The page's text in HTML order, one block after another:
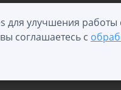
для улучшения работы
соглашаетесь с
ООО
2012 - 2026 0+
информационный характер